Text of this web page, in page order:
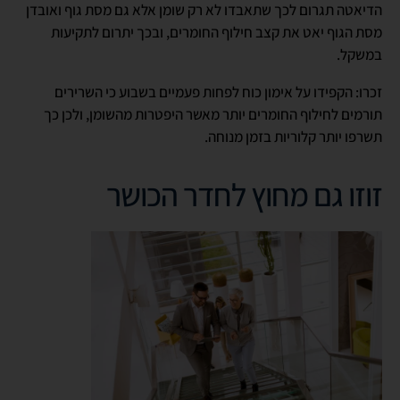
הדיאטה תגרום לכך שתאבדו לא רק שומן אלא גם מסת גוף ואובדן
מסת הגוף יאט את קצב חילוף החומרים, ובכך יתרום לתקיעות
במשקל.
זכרו: הקפידו על אימון כוח לפחות פעמיים בשבוע כי השרירים
תורמים לחילוף החומרים יותר מאשר היפטרות מהשומן, ולכן כך
תשרפו יותר קלוריות בזמן מנוחה.
זוזו גם מחוץ לחדר הכושר